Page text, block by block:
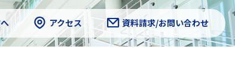
アクセス 資料請求/お問い合わせ